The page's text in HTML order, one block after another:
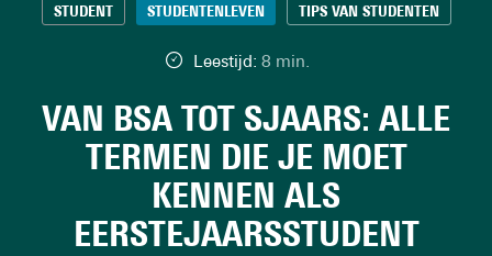
Gedrag & samenleving
Gezondheid
Natuurkunde & materialen
Robotica
Veiligheid
Master
Leestijd: 8 min.
STUDENT STUDENTENLEVEN TIPS VAN STUDENTEN
VAN BSA TOT SJAARS: ALLE
TERMEN DIE JE MOET
KENNEN ALS
EERSTEJAARSSTUDENT